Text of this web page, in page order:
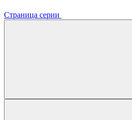
Страница серии